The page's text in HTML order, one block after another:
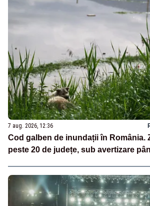
7 aug. 2026, 12:36
Cod galben de inundații în România.
peste 20 de județe, sub avertizare